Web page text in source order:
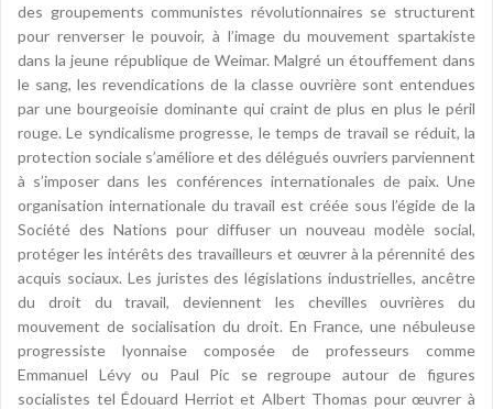
des groupements communistes révolutionnaires se structurent
pour renverser le pouvoir, à l’image du mouvement spartakiste
dans la jeune république de Weimar. Malgré un étouffement dans
le sang, les revendications de la classe ouvrière sont entendues
par une bourgeoisie dominante qui craint de plus en plus le péril
rouge. Le syndicalisme progresse, le temps de travail se réduit, la
protection sociale s’améliore et des délégués ouvriers parviennent
à s’imposer dans les conférences internationales de paix. Une
organisation internationale du travail est créée sous l’égide de la
Société des Nations pour diffuser un nouveau modèle social,
protéger les intérêts des travailleurs et œuvrer à la pérennité des
acquis sociaux. Les juristes des législations industrielles, ancêtre
du droit du travail, deviennent les chevilles ouvrières du
mouvement de socialisation du droit. En France, une nébuleuse
progressiste lyonnaise composée de professeurs comme
Emmanuel Lévy ou Paul Pic se regroupe autour de figures
socialistes tel Édouard Herriot et Albert Thomas pour œuvrer à